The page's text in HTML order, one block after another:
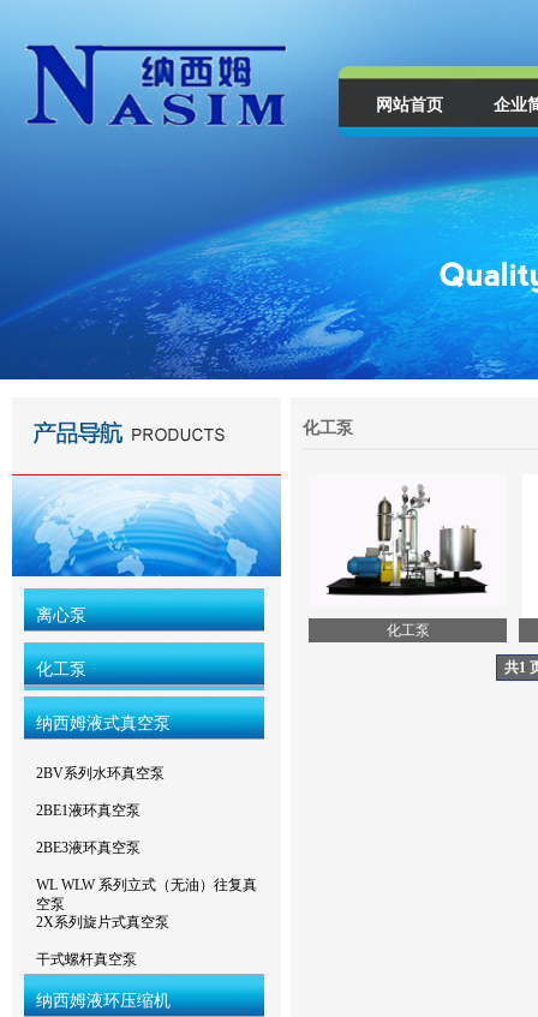
网站首页 企业
离心泵
化工泵
纳西姆液式真空泵
2BV系列水环真空泵
2BE1液环真空泵
2BE3液环真空泵
WL WLW 系列立式（无油）往复真
空泵
2X系列旋片式真空泵
干式螺杆真空泵
纳西姆液环压缩机
化工泵
化工泵
共1